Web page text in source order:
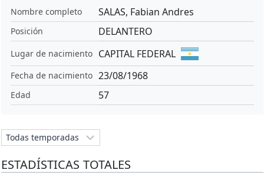
Nombre completo SALAS, Fabian Andres
Posición DELANTERO
Lugar de nacimiento CAPITAL FEDERAL
Fecha de nacimiento 23/08/1968
Edad 57
ESTADÍSTICAS TOTALES